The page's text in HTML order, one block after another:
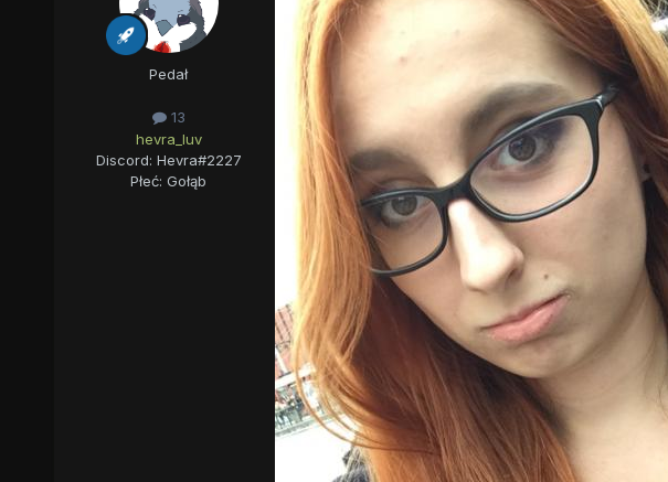
Pedał
13
hevra_luv
Discord: Hevra#2227
Płeć: Gołąb